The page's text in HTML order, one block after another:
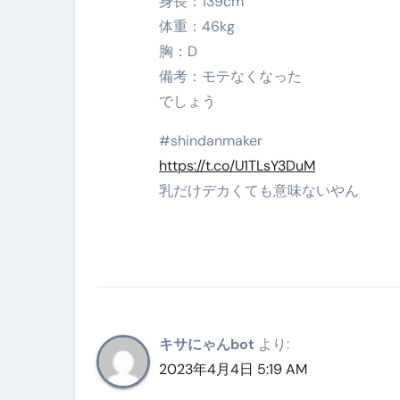
体重：46kg
胸：D
備考：モテなくなった
でしょう
#shindanmaker
https://t.co/U1TLsY3DuM
乳だけデカくても意味ないやん
キサにゃんbot より:
2023年4月4日 5:19 AM